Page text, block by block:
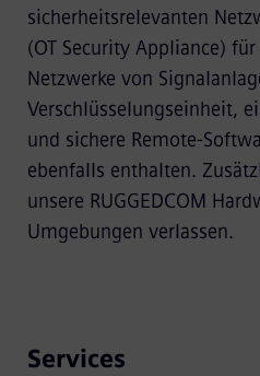
sicherheitsrelevanten
(OT Security Appliance)
Netzwerke von
Verschlüsselungseinheit,
und sichere Remote-
ebenfalls enthalten.
unsere RUGGEDCOM
Umgebungen verlassen.
Services